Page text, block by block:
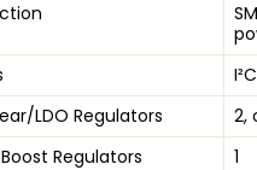
LDO Regulators
2,
Regulators
1